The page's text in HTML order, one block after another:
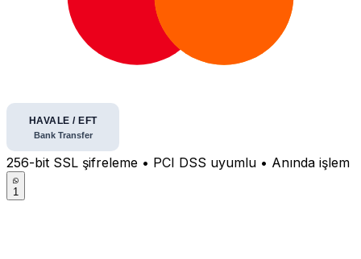
256-bit SSL şifreleme • PCI DSS uyumlu • Anında işlem
1